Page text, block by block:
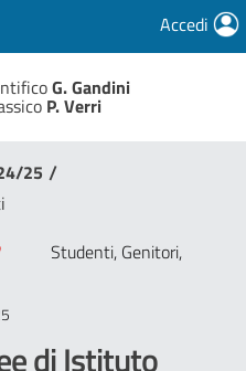
Accedi
G. Gandini
P. Verri
25 /
Studenti, Genitori,
di Istituto